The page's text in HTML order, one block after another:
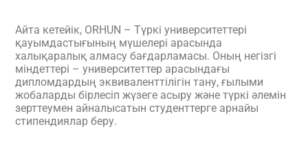
Айта кетейік, ORHUN – Түркі университеттері
қауымдастығының мүшелері арасында
халықаралық алмасу бағдарламасы. Оның негізгі
міндеттері – университеттер арасындағы
дипломдардың эквиваленттілігін тану, ғылыми
жобаларды бірлесіп жүзеге асыру және түркі әлемін
зерттеумен айналысатын студенттерге арнайы
стипендиялар беру.